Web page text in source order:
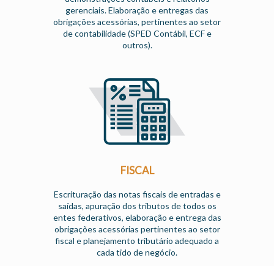
gerenciais. Elaboração e entregas das
obrigações acessórias, pertinentes ao setor
de contabilidade (SPED Contábil, ECF e
outros).
FISCAL
Escrituração das notas fiscais de entradas e
saídas, apuração dos tributos de todos os
entes federativos, elaboração e entrega das
obrigações acessórias pertinentes ao setor
fiscal e planejamento tributário adequado a
cada tido de negócio.